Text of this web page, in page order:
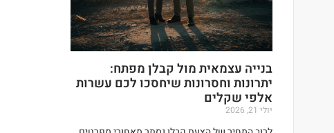
בנייה עצמאית מול קבלן מפתח:
יתרונות וחסרונות שיחסכו לכם עשרות
אלפי שקלים
יולי 21, 2026